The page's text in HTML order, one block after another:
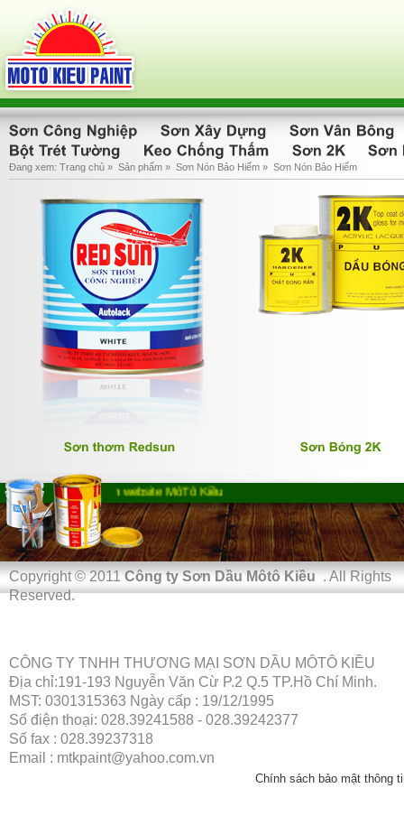
Đang xem: Trang chủ » Sản phẩm » Sơn Nón Bảo Hiểm » Sơn Nón Bảo Hiểm
Chào mừng bạn đến website MôTô Kiều
Copyright © 2011Công ty Sơn Dầu Môtô Kiều. All Rights
Reserved.
CÔNG TY TNHH THƯƠNG MẠI SƠN DẦU MÔTÔ KIỀU
Địa chỉ:191-193 Nguyễn Văn Cừ P.2 Q.5 TP.Hồ Chí Minh.
MST: 0301315363 Ngày cấp : 19/12/1995
Số điện thoại: 028.39241588 - 028.39242377
Số fax : 028.39237318
Email : mtkpaint@yahoo.com.vn
Chính sách bảo mật thông